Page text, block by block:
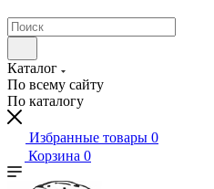
Каталог
По всему сайту
По каталогу
Избранные товары 0
Корзина 0